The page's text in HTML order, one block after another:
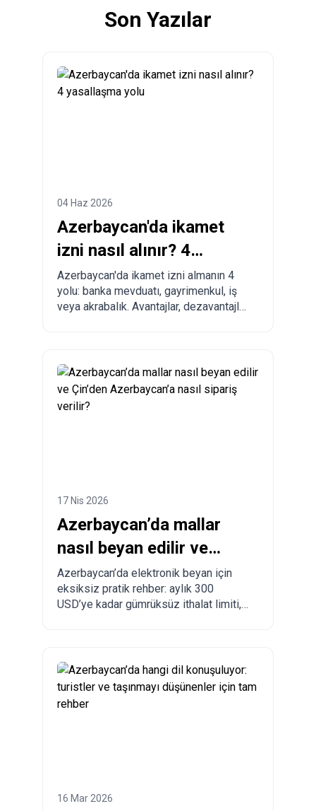
Son Yazılar
04 Haz 2026
Azerbaycan'da ikamet
izni nasıl alınır? 4
yasallaşma yolu
Azerbaycan'da ikamet izni almanın 4
yolu: banka mevduatı, gayrimenkul, iş
veya akrabalık. Avantajlar, dezavantajlar
17 Nis 2026
Azerbaycan’da mallar
nasıl beyan edilir ve
Çin’den Azerbaycan’a
nasıl sipariş verilir?
Azerbaycan’da elektronik beyan için
eksiksiz pratik rehber: aylık 300
USD’ye kadar gümrüksüz ithalat limiti,
sipariş verme süreci.
16 Mar 2026